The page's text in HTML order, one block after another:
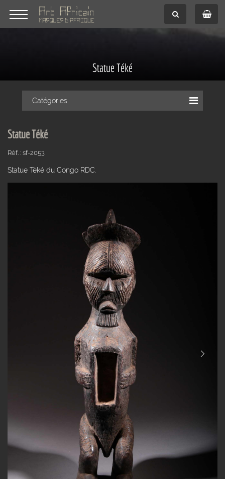
Statue Téké
Catégories
Statue Téké
Réf. : sf-2053
Statue Téké du Congo RDC.